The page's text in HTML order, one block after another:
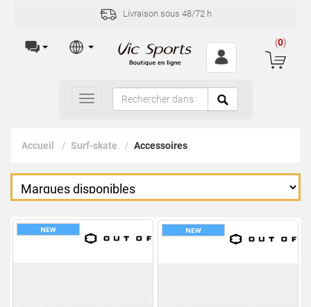
Livraison sous 48/72 h
(0)
Toggle
navigation
Accueil Surf-skate Accessoires